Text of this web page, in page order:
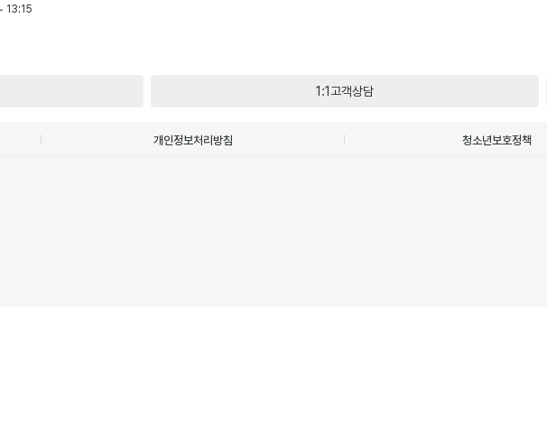
13:15
1:1고객상담
개인정보처리방침 청소년보호정책